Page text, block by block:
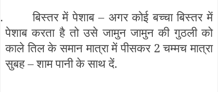
बिस्तर में पेशाब – अगर कोई बच्चा बिस्तर में
पेशाब करता है तो उसे जामुन जामुन की गुठली को
काले तिल के समान मात्रा में पीसकर 2 चम्मच मात्रा
सुबह – शाम पानी के साथ दें.